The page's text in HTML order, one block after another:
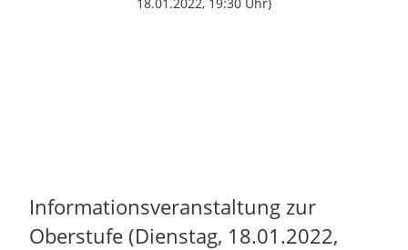
Informationsveranstaltung zur
Oberstufe (Dienstag, 18.01.2022,